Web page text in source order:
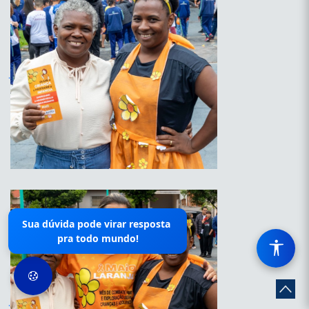
Sua dúvida pode virar resposta
pra todo mundo!
.
.